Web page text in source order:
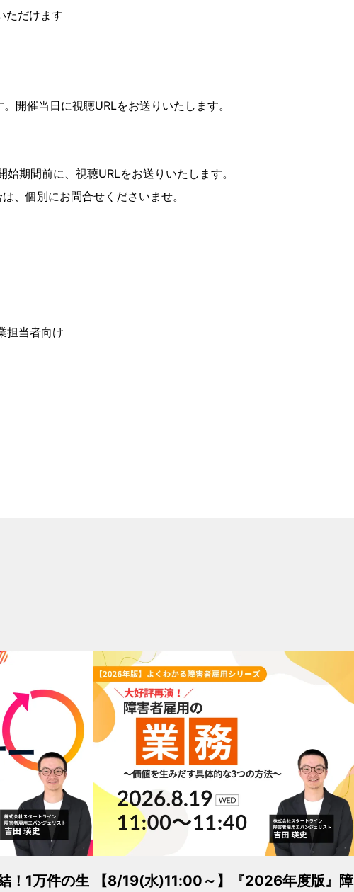
ただけます
開催当日に視聴URLをお送りいたします。
始期間前に、視聴URLをお送りいたします。
、個別にお問合せくださいませ。
担当者向け
！1万件の生 【8/19(水)11:00～】『2026年度版』障